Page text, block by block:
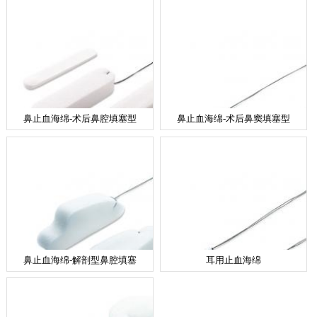
鼻止血海绵-术后鼻腔填塞型 鼻止血海绵-术后鼻窦填塞型
鼻止血海绵-解剖型鼻腔填塞 耳用止血海绵